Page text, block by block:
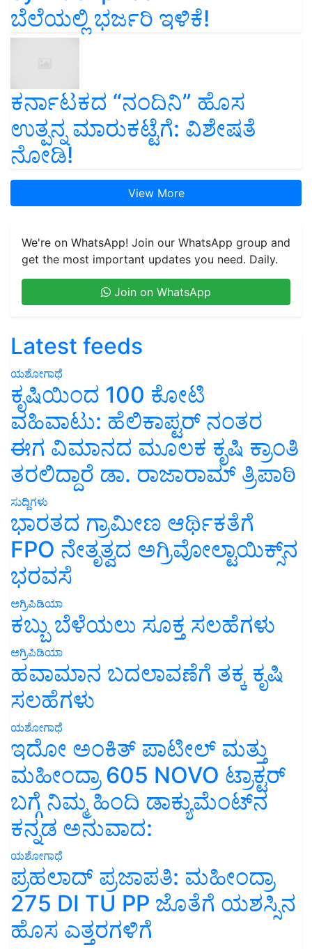
ಬೆಲೆಯಲ್ಲಿ ಭರ್ಜರಿ ಇಳಿಕೆ!
ಕರ್ನಾಟಕದ “ನಂದಿನಿ” ಹೊಸ
ಉತ್ಪನ್ನ ಮಾರುಕಟ್ಟೆಗೆ: ವಿಶೇಷತೆ
ನೋಡಿ!
View More
We're on WhatsApp! Join our WhatsApp group and
get the most important updates you need. Daily.
Join on WhatsApp
Latest feeds
ಯಶೋಗಾಥೆ
ಕೃಷಿಯಿಂದ 100 ಕೋಟಿ
ವಹಿವಾಟು: ಹೆಲಿಕಾಪ್ಟರ್ ನಂತರ
ಈಗ ವಿಮಾನದ ಮೂಲಕ ಕೃಷಿ ಕ್ರಾಂತಿ
ತರಲಿದ್ದಾರೆ ಡಾ. ರಾಜಾರಾಮ್ ತ್ರಿಪಾಠಿ
ಸುದ್ದಿಗಳು
ಭಾರತದ ಗ್ರಾಮೀಣ ಆರ್ಥಿಕತೆಗೆ
FPO ನೇತೃತ್ವದ ಅಗ್ರಿವೋಲ್ಟಾಯಿಕ್ಸ್‌ನ
ಭರವಸೆ
ಅಗ್ರಿಪಿಡಿಯಾ
ಕಬ್ಬು ಬೆಳೆಯಲು ಸೂಕ್ತ ಸಲಹೆಗಳು
ಅಗ್ರಿಪಿಡಿಯಾ
ಹವಾಮಾನ ಬದಲಾವಣೆಗೆ ತಕ್ಕ ಕೃಷಿ
ಸಲಹೆಗಳು
ಯಶೋಗಾಥೆ
ಇದೋ ಅಂಕಿತ್ ಪಾಟೀಲ್ ಮತ್ತು
ಮಹೀಂದ್ರಾ 605 NOVO ಟ್ರಾಕ್ಟರ್
ಬಗ್ಗೆ ನಿಮ್ಮ ಹಿಂದಿ ಡಾಕ್ಯುಮೆಂಟ್‌ನ
ಕನ್ನಡ ಅನುವಾದ:
ಯಶೋಗಾಥೆ
ಪ್ರಹಲಾದ್ ಪ್ರಜಾಪತಿ: ಮಹೀಂದ್ರಾ
275 DI TU PP ಜೊತೆಗೆ ಯಶಸ್ಸಿನ
ಹೊಸ ಎತ್ತರಗಳಿಗೆ